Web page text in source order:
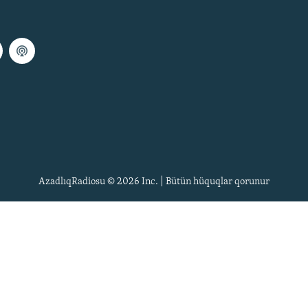
AzadlıqRadiosu © 2026 Inc. | Bütün hüquqlar qorunur